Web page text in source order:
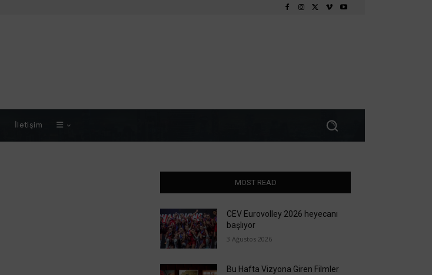
İletişim
MOST READ
CEV Eurovolley 2026 heyecanı
başlıyor
3 Ağustos 2026
Bu Hafta Vizyona Giren Filmler